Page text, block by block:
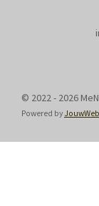
© 2022 - 2026
Powered by JouwWeb